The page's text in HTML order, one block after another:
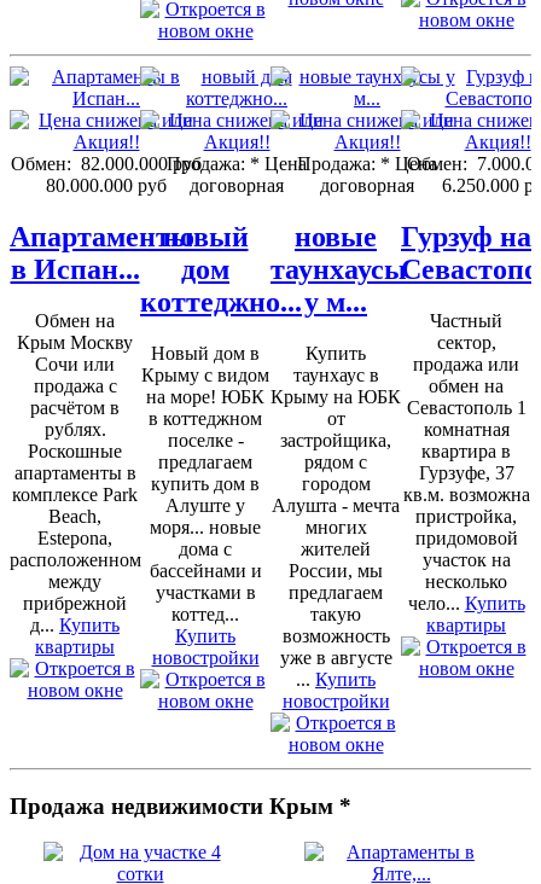
Обмен: 82.000.000 руб
80.000.000 руб
Апартаменты
в Испан...
Обмен на
Крым Москву
Сочи или
продажа с
расчётом в
рублях.
Роскошные
апартаменты в
комплексе Park
Beach,
Estepona,
расположенном
между
прибрежной
д... Купить
квартиры
Продажа: * Цена
договорная
новый
дом
коттеджно...
Новый дом в
Крыму с видом
на море! ЮБК
в коттеджном
поселке -
предлагаем
купить дом в
Алуште у
моря... новые
дома с
бассейнами и
участками в
коттед...
Купить
новостройки
Продажа: * Цена
договорная
новые
таунхаусы
у м...
Купить
таунхаус в
Крыму на ЮБК
от
застройщика,
рядом с
городом
Алушта - мечта
многих
жителей
России, мы
предлагаем
такую
возможность
уже в августе
... Купить
новостройки
Обмен:
6.250.000
Гурзуф на
Частный
сектор,
продажа или
обмен на
Севастополь 1
комнатная
квартира в
Гурзуфе, 37
кв.м. возможна
пристройка,
придомовой
участок на
несколько
чело... Купить
квартиры
Продажа недвижимости Крым *